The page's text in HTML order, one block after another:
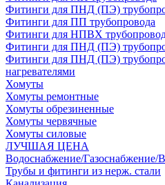
Фитинги для ПНД (ПЭ)
Фитинги для ПП трубопровода
Фитинги для НПВХ
Фитинги для ПНД (ПЭ)
Фитинги для ПНД (ПЭ)
нагревателями
Хомуты
Хомуты ремонтные
Хомуты обрезиненные
Хомуты червячные
Хомуты силовые
ЛУЧШАЯ ЦЕНА
Водоснабжение/Газоснабжение/
Трубы и фитинги из нерж. стали